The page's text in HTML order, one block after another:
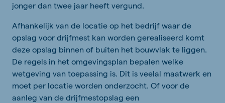
jonger dan twee jaar heeft vergund.
Afhankelijk van de locatie op het bedrijf waar de
opslag voor drijfmest kan worden gerealiseerd komt
deze opslag binnen of buiten het bouwvlak te liggen.
De regels in het omgevingsplan bepalen welke
wetgeving van toepassing is. Dit is veelal maatwerk en
moet per locatie worden onderzocht. Of voor de
aanleg van de drijfmestopslag een